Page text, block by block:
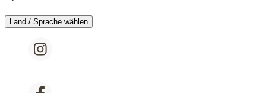
Land / Sprache wählen